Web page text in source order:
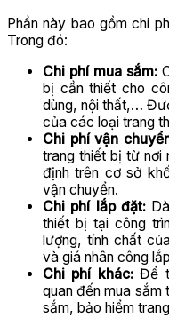
Phần này bao gồm chi
Trong đó:
Chi phí mua sắm:
bị cần thiết cho
dùng, nội thất,…
của các loại trang
Chi phí vận
trang thiết bị từ nơi
định trên cơ sở
vận chuyển.
Chi phí lắp đặt:
thiết bị tại công
lượng, tính chất
và giá nhân công
Chi phí khác:Để
quan đến mua sắm
sắm, bảo hiểm